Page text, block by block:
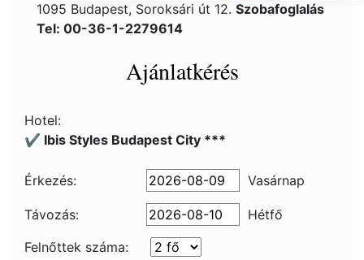
1095 Budapest, Soroksári út 12. Szobafoglalás
Tel: 00-36-1-2279614
Ajánlatkérés
Hotel:
✔️ Ibis Styles Budapest City ***
Érkezés: Vasárnap
Távozás:
Hétfő
Felnőttek száma: